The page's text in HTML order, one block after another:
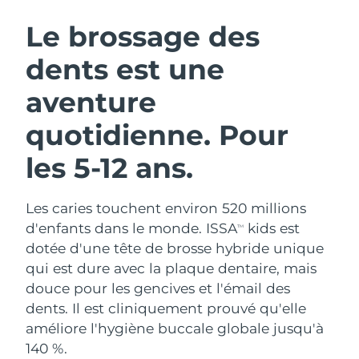
Le brossage des
dents est une
aventure
quotidienne. Pour
les 5-12 ans.
Les caries touchent environ 520 millions
d'enfants dans le monde. ISSATM
kids est
dotée d'une tête de brosse hybride unique
qui est dure avec la plaque dentaire, mais
douce pour les gencives et l'émail des
dents. Il est cliniquement prouvé qu'elle
améliore l'hygiène buccale globale jusqu'à
140 %.
Nettoyage du visage
LUNA™ 4 coffret
Anti-aging massage
LUNA™ 4 Plus
Massage, LED heating
LUNA™ 4 Men
For men, anti-aging massage
BEAR™ 2 coffret
Microcurrent toning
BEAR™ 2 go
Microcurrent toning on-the-go
BEAR™ 2 eyes & lips
Microcurrent line smoothing device
UFO™ 3 coffret
Deep facial hydration
UFO™ 3 LED
Near-infrared and red light therapy
device
issa™ 4
Hybrid silicone sonic toothbrush
issa™ 4 plus
Smart hybrid silicone sonic toothbrush
FAQ™ TRAITEMENT ANTI-ÂGE
Anti-âge Traitements LED
NEW
Autriche Livraison estimée
Bahreïn Livraison estimée
Belgique
Bermudes Livraison estimée
Bosnie-Herzégovine
Brunei Livraison estimée 16/8/26
Bulgarie Livraison estimée11/8/26
Canada Livraison estimée
Chili Livraison estimée15/8/26